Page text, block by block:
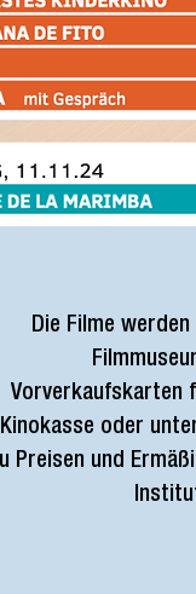
Die Filme
Vorverkaufskarten
Kinokasse oder
Preisen und